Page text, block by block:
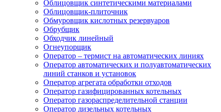
Облицовщик синтетическими материалами
Облицовщик-плиточник
Обмуровщик кислотных резервуаров
Обрубщик
Обходчик линейный
Огнеупорщик
Оператор – термист на автоматических линиях
Оператор автоматических и полуавтоматических
линий станков и установок
Оператор агрегата обработки отходов
Оператор газифицированных котельных
Оператор газораспределительной станции
Оператор дизельных котельных